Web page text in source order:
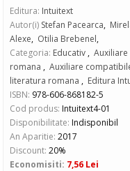
Editura: Intuitext
Autor(i) Stefan Pacearca,
Alexe, Otilia Brebenel,
Categoria: Educativ ,
romana ,Auxiliare
literatura romana , Editura
ISBN: 978-606-868182-5
Cod produs: Intuitext4-01
Disponibilitate: Indisponibil
An Aparitie: 2017
Discount: 20%
Economisiti: 7,56 Lei